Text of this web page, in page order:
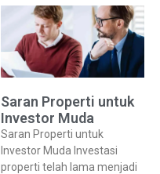
Saran Properti untuk
Investor Muda
Saran Properti untuk
Investor Muda Investasi
properti telah lama menjadi